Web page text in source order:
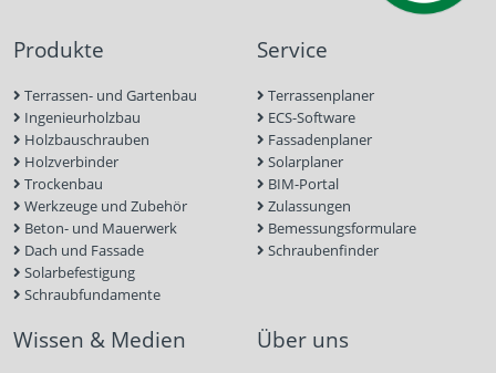
Produkte
Terrassen- und Gartenbau
Ingenieurholzbau
Holzbauschrauben
Holzverbinder
Trockenbau
Werkzeuge und Zubehör
Beton- und Mauerwerk
Dach und Fassade
Solarbefestigung
Schraubfundamente
Service
Terrassenplaner
ECS-Software
Fassadenplaner
Solarplaner
BIM-Portal
Zulassungen
Bemessungsformulare
Schraubenfinder
Wissen & Medien Über uns